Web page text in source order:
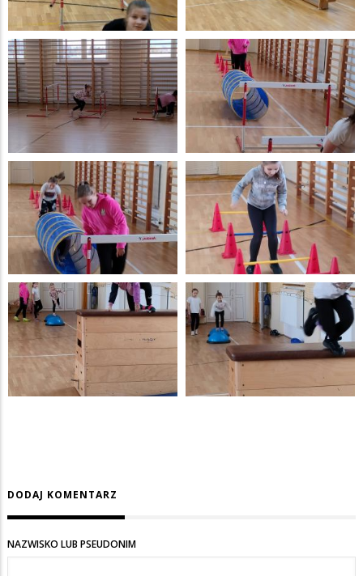
DODAJ KOMENTARZ
NAZWISKO LUB PSEUDONIM